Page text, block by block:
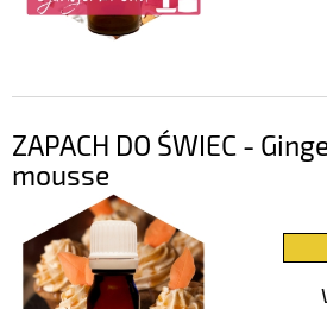
ZAPACH DO ŚWIEC -
mousse